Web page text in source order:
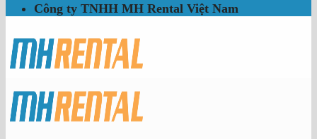
Công ty TNHH MH Rental Việt Nam